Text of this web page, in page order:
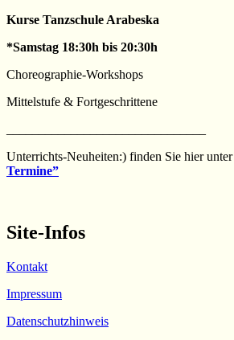
Kurse Tanzschule Arabeska
*Samstag 18:30h bis 20:30h
Choreographie-Workshops
Mittelstufe & Fortgeschrittene
Unterrichts-Neuheiten:) finden Sie hier unter
Termine”
Site-Infos
Kontakt
Impressum
Datenschutzhinweis